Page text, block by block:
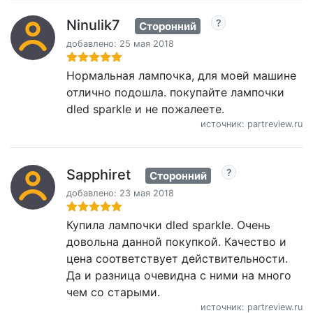
Ninulik7 Сторонний
добавлено: 25 мая 2018
Нормальная лампочка, для моей машине
отлично подошла. покупайте лампочки
dled sparkle и не пожалеете.
источник: partreview.ru
Sapphiret Сторонний
добавлено: 23 мая 2018
Купила лампочки dled sparkle. Очень
довольна данной покупкой. Качество и
цена соответствует действительности.
Да и разница очевидна с ними на много
чем со старыми.
источник: partreview.ru